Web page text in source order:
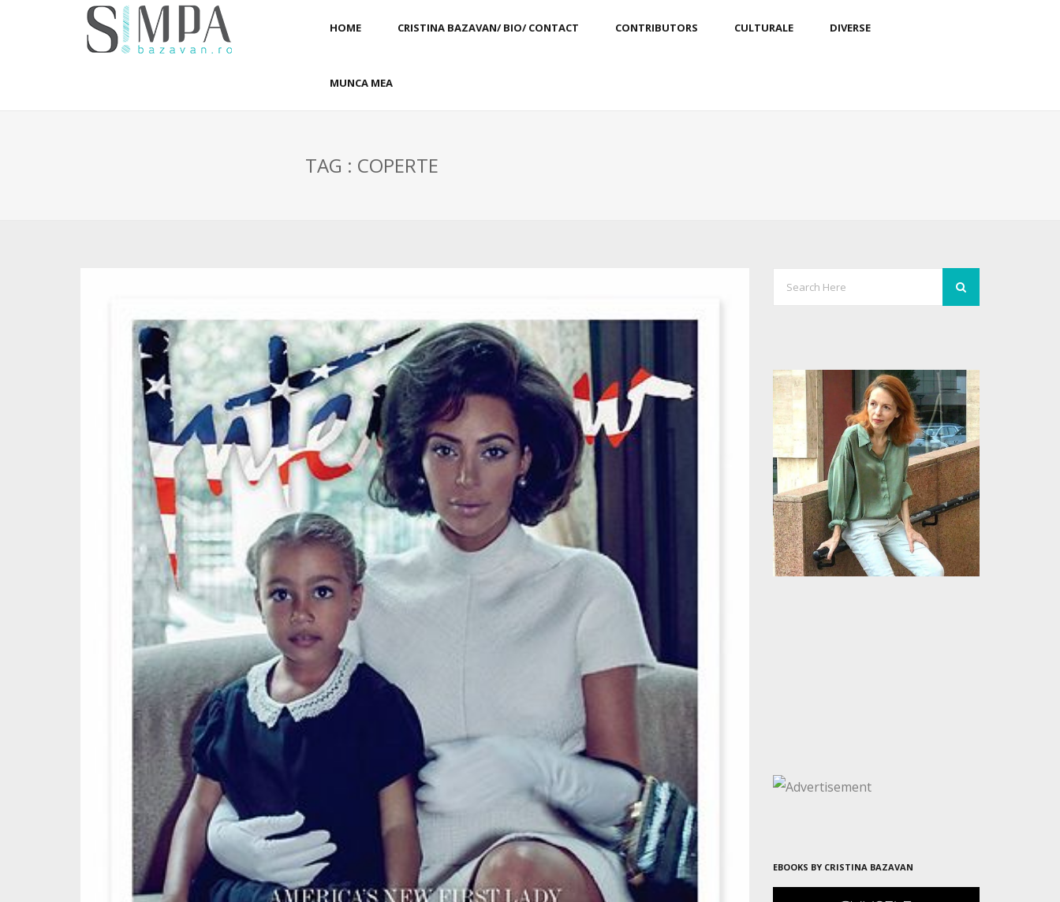
HOME CRISTINA BAZAVAN/ BIO/ CONTACT CONTRIBUTORS CULTURALE DIVERSE
MUNCA MEA
TAG : COPERTE
EBOOKS BY CRISTINA BAZAVAN